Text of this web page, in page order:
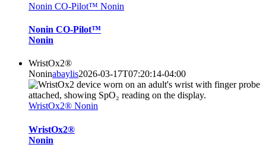
Nonin CO-Pilot™ Nonin
Nonin CO-Pilot™
Nonin
WristOx2®
Noninabaylis2026-03-17T07:20:14-04:00
WristOx2® Nonin
WristOx2®
Nonin